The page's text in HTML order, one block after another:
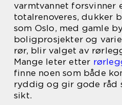
varmtvannet forsvinner
totalrenoveres, dukker
som Oslo, med gamle
boligprosjekter og
rør, blir valget av
Mange leter etter
finne noen som både
ryddig og gir gode råd
sikt.